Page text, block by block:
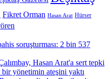
Fikret Orman Hasan Arat Hürser